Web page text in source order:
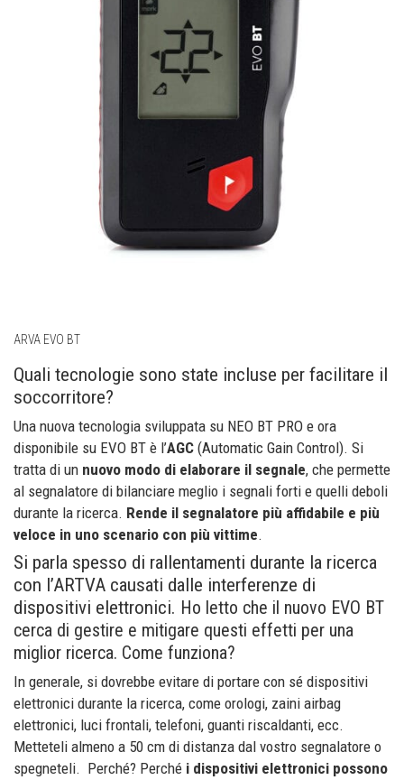
ARVA EVO BT
Quali tecnologie sono state incluse per facilitare il
soccorritore?
Una nuova tecnologia sviluppata su NEO BT PRO e ora
disponibile su EVO BT è l’AGC (Automatic Gain Control). Si
tratta di un nuovo modo di elaborare il segnale, che permette
al segnalatore di bilanciare meglio i segnali forti e quelli deboli
durante la ricerca. Rende il segnalatore più affidabile e più
veloce in uno scenario con più vittime.
Si parla spesso di rallentamenti durante la ricerca
con l’ARTVA causati dalle interferenze di
dispositivi elettronici. Ho letto che il nuovo EVO BT
cerca di gestire e mitigare questi effetti per una
miglior ricerca. Come funziona?
In generale, si dovrebbe evitare di portare con sé dispositivi
elettronici durante la ricerca, come orologi, zaini airbag
elettronici, luci frontali, telefoni, guanti riscaldanti, ecc.
Metteteli almeno a 50 cm di distanza dal vostro segnalatore o
spegneteli. Perché? Perché i dispositivi elettronici possono